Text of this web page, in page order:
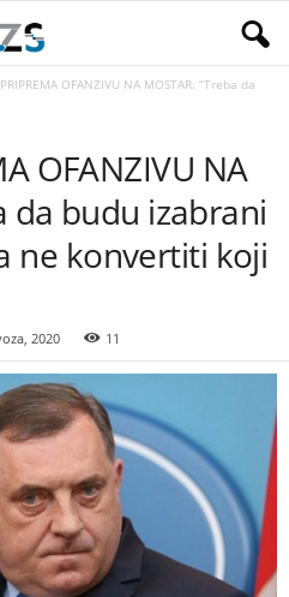
OFANZIVU NA MOSTAR: “Treba da
OFANZIVU NA
da budu izabrani
ne konvertiti koji
2020 11